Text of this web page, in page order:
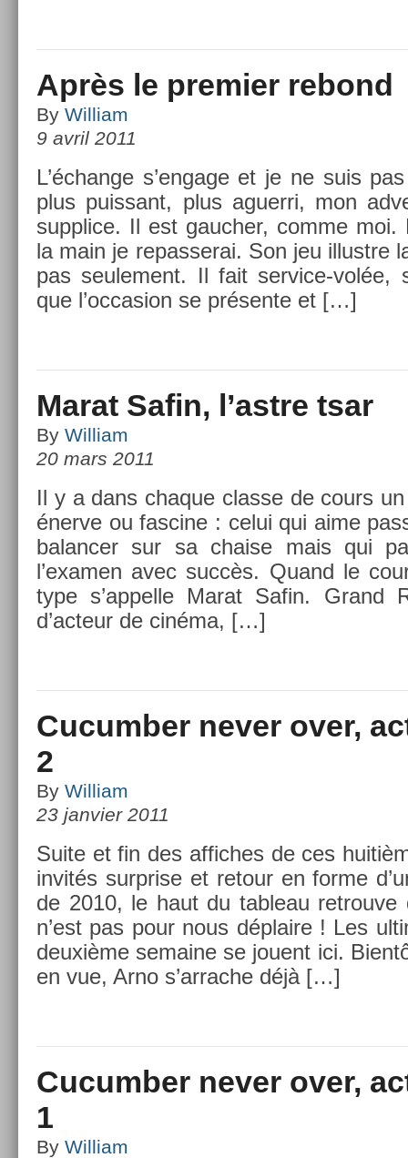
Après le premier rebond
By William
9 avril 2011
L’échan­ge s’en­gage et je ne suis
plus puis­sant, plus aguer­ri, mon
sup­plice. Il est gauch­er, comme moi.
la main je re­pas­serai. Son jeu il­lustre
pas seule­ment. Il fait service-volée,
que l’oc­cas­ion se présente et […]
Marat Safin, l’astre tsar
By William
20 mars 2011
Il y a dans chaque clas­se de cours
énerve ou fas­cine : celui qui aime
balanc­er sur sa cha­ise mais qui
l’exam­en avec succès. Quand le
type s’ap­pelle Marat Safin. Grand
d’ac­teur de cinéma, […]
Cucumber never over,
2
By William
23 janvier 2011
Suite et fin des af­fiches de ces
invités sur­pr­ise et re­tour en forme
de 2010, le haut du tab­leau retro­uve
n’est pas pour nous déplaire ! Les
deuxième semaine se jouent ici.
en vue, Arno s’ar­rache déjà […]
Cucumber never over,
1
By William